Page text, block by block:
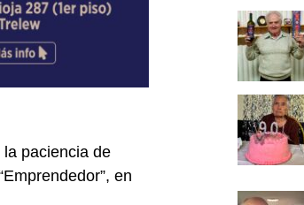
paciencia de
en